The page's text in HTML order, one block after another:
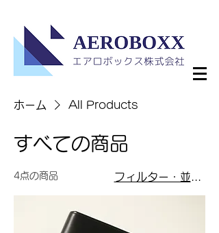
ホーム All Products
すべての商品
4点の商品 フィルター・並び替え